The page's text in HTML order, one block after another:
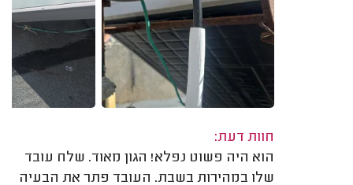
חוות דעת:
הוא היה פשוט נפלא! הגון מאוד. שלח עובד
שלו במהירות בשבת. העובד פתר את הבעיה